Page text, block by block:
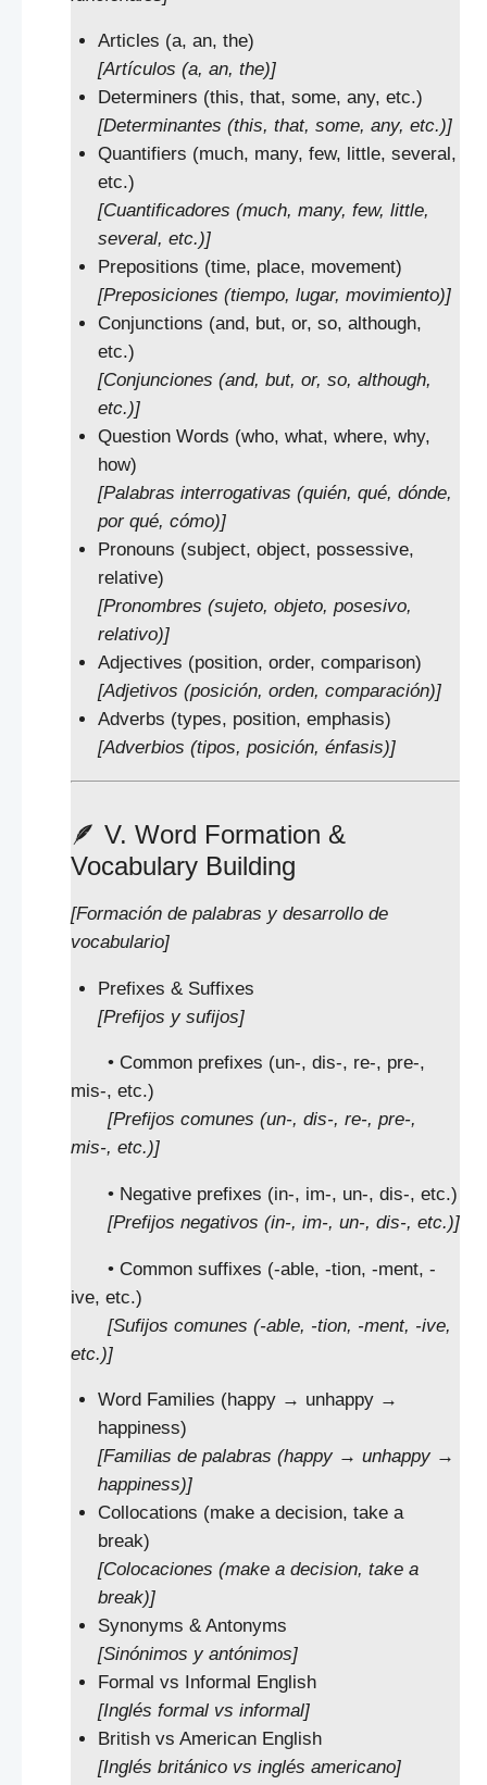
Articles (a, an, the)
[Artículos (a, an, the)]
Determiners (this, that, some, any, etc.)
[Determinantes (this, that, some, any, etc.)]
Quantifiers (much, many, few, little, several,
etc.)
[Cuantificadores (much, many, few, little,
several, etc.)]
Prepositions (time, place, movement)
[Preposiciones (tiempo, lugar, movimiento)]
Conjunctions (and, but, or, so, although,
etc.)
[Conjunciones (and, but, or, so, although,
etc.)]
Question Words (who, what, where, why,
how)
[Palabras interrogativas (quién, qué, dónde,
por qué, cómo)]
Pronouns (subject, object, possessive,
relative)
[Pronombres (sujeto, objeto, posesivo,
relativo)]
Adjectives (position, order, comparison)
[Adjetivos (posición, orden, comparación)]
Adverbs (types, position, emphasis)
[Adverbios (tipos, posición, énfasis)]
🪶 V. Word Formation &
Vocabulary Building
[Formación de palabras y desarrollo de
vocabulario]
Prefixes & Suffixes
[Prefijos y sufijos]
• Common prefixes (un-, dis-, re-, pre-,
mis-, etc.)
[Prefijos comunes (un-, dis-, re-, pre-,
mis-, etc.)]
• Negative prefixes (in-, im-, un-, dis-, etc.)
[Prefijos negativos (in-, im-, un-, dis-, etc.)]
• Common suffixes (-able, -tion, -ment, -
ive, etc.)
[Sufijos comunes (-able, -tion, -ment, -ive,
etc.)]
Word Families (happy → unhappy →
happiness)
[Familias de palabras (happy → unhappy →
happiness)]
Collocations (make a decision, take a
break)
[Colocaciones (make a decision, take a
break)]
Synonyms & Antonyms
[Sinónimos y antónimos]
Formal vs Informal English
[Inglés formal vs informal]
British vs American English
[Inglés británico vs inglés americano]